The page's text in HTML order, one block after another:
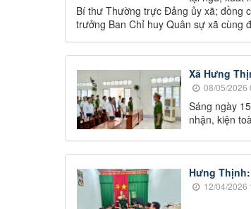
Bí thư Thường trực Đảng ủy xã; đồng
trưởng Ban Chỉ huy Quân sự xã cùng
Xã Hưng
08/05/2026
Sáng ngày
nhận, kiện
Hưng
12/04/2026